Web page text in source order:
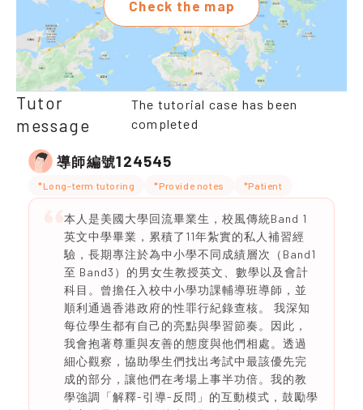
Check the map
Tutor
message
The tutorial case has been
completed
導師編號124545
*Long-term tutoring *Provide notes *Patient
本人是美國大學回流畢業生，校風傳統Band 1
英文中學畢業，累積了11年紮實的私人補習經
驗，長期專注於為中小學不同成績層次（Band1
至 Band3）的男女生教授英文、數學以及會計
科目。曾擔任入校中小學功課輔導班導師，並
順利通過香港政府的性罪行紀錄查核。 我深知
每位學生都有自己的亮點與學習節奏。因此，
我會抱著尊重與友善的態度與他們相處。透過
細心觀察，協助學生們找出考試中最該優先完
成的部分，讓他們在考場上事半功倍。我的教
學強調「解釋-引導-反問」的互動模式，鼓勵學